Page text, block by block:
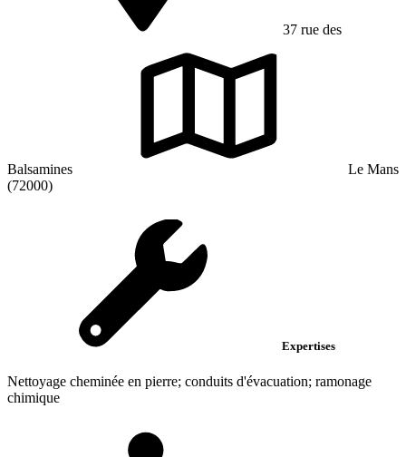
37 rue des
Balsamines
Le Mans
(72000)
Expertises
Nettoyage cheminée en pierre; conduits d'évacuation; ramonage
chimique